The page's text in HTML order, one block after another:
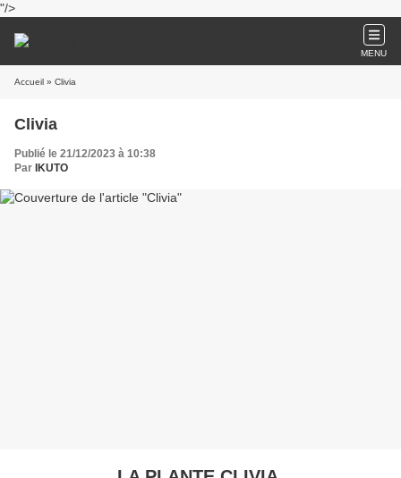
"/>
MENU
Accueil » Clivia
Clivia
Publié le 21/12/2023 à 10:38
Par IKUTO